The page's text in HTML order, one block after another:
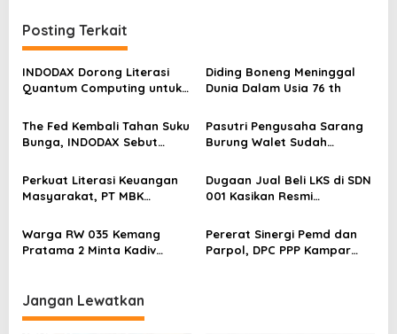
a
s
i
o
s
Posting Terkait
INDODAX Dorong Literasi
Quantum Computing untuk
Blockchain
Diding Boneng Meninggal
Dunia Dalam Usia 76 th
The Fed Kembali Tahan Suku
Bunga, INDODAX Sebut
Sentimen Pasar
Pasutri Pengusaha Sarang
Burung Walet Sudah
Pelapor Desak Polda Jambi
Segera Lakukan Penahanan
Perkuat Literasi Keuangan
Masyarakat, PT MBK
Karpet Masjid di Pakuhaji
Dugaan Jual Beli LKS di SDN
001 Kasikan Resmi
Kampar, Pemred – Pimum
Metroterkini.id Desak Usut
Kasus Ini
Warga RW 035 Kemang
Pratama 2 Minta Kadiv
Metro Bekasi Kota
Pererat Sinergi Pemd dan
Parpol, DPC PPP Kampar
Jangan Lewatkan